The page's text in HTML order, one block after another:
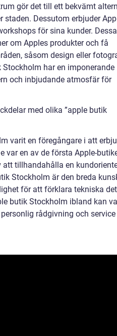
gör det till ett bekvämt
staden. Dessutom erbjuder
för sina kunder. Dessa
om Apples produkter och få
såsom design eller
har en imponerande
och inbjudande atmosfär för
med olika ”apple butik
varit en föregångare i att
var en av de första Apple-
tillhandahålla en
Stockholm är den breda
för att förklara tekniska
butik Stockholm ibland kan
rådgivning och service